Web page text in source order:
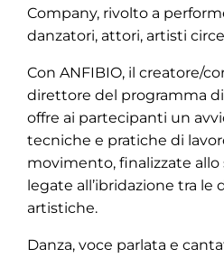
Company, rivolto a
danzatori, attori, artisti
Con ANFIBIO, il creatore/
direttore del programma
offre ai partecipanti un
tecniche e pratiche di
movimento, finalizzate
legate all’ibridazione tra
artistiche.
Danza, voce parlata e